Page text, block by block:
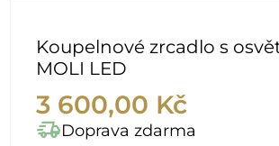
Koupelnové zrcadlo s
MOLI LED
3 600,00 Kč
delivery_truck_speedDoprava zdarma